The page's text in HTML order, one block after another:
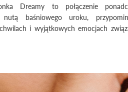
Dreamy to połączenie
baśniowego uroku,
i wyjątkowych emocjach